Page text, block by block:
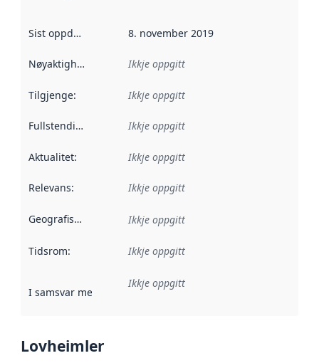
Sist oppdatert 8. november 2019
Nøyaktigheit Ikkje oppgitt
Tilgjenge: Ikkje oppgitt
Fullstendigheit Ikkje oppgitt
Aktualitet: Ikkje oppgitt
Relevans: Ikkje oppgitt
Geografisk område Ikkje oppgitt
Tidsrom: Ikkje oppgitt
I samsvar med Referanse til ei implementeringsregel eller
Ikkje oppgitt
Lovheimler